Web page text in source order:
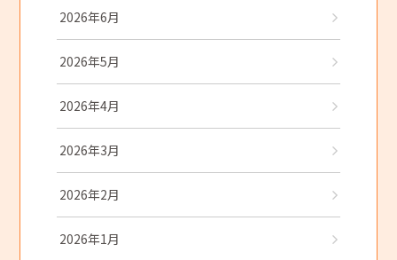
2026年6月
2026年5月
2026年4月
2026年3月
2026年2月
2026年1月